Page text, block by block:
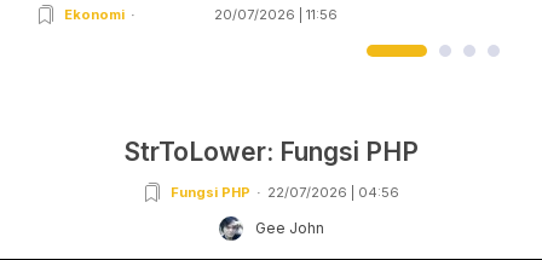
Ekonomi 20/07/2026 | 11:56
StrToLower: Fungsi PHP
Fungsi PHP 22/07/2026 | 04:56
Gee John